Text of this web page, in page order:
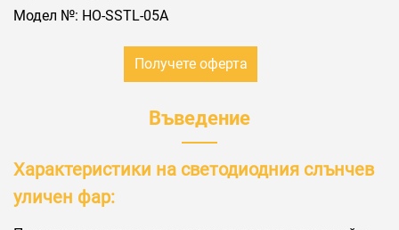
Модел №: HO-SSTL-05A
Получете оферта
Въведение
Характеристики на светодиодния слънчев
уличен фар: